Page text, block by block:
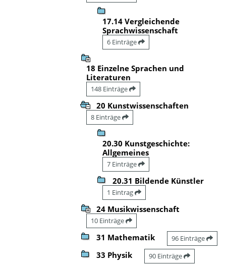
17.14 Vergleichende
Sprachwissenschaft
6 Einträge
18 Einzelne Sprachen und
Literaturen
148 Einträge
20 Kunstwissenschaften
8 Einträge
20.30 Kunstgeschichte:
Allgemeines
7 Einträge
20.31 Bildende Künstler
1 Eintrag
24 Musikwissenschaft
10 Einträge
31 Mathematik 96 Einträge
33 Physik 90 Einträge